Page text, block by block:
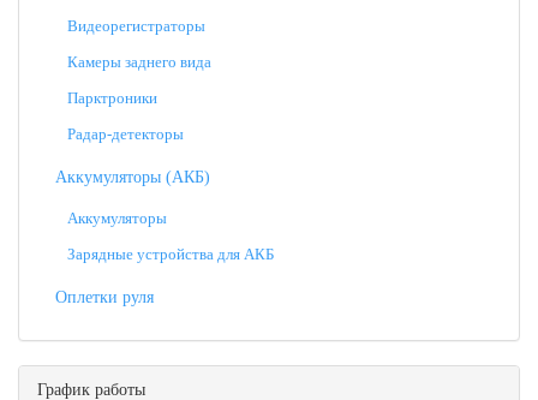
Видеорегистраторы
Камеры заднего вида
Парктроники
Радар-детекторы
Аккумуляторы (АКБ)
Аккумуляторы
Зарядные устройства для АКБ
Оплетки руля
График работы